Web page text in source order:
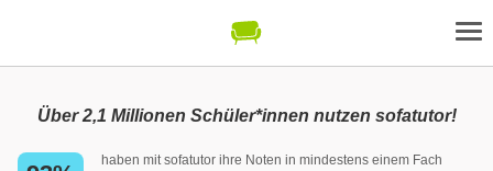
Über 2,1 Millionen Schüler*innen nutzen sofatutor!
haben mit sofatutor ihre Noten in mindestens einem Fach